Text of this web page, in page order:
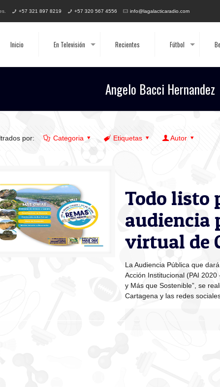
+57 321 897 8219 +57 320 567 4556 info@lagalacticaradio.com
Inicio En Televisión Recientes Fútbol
Angelo Bacci Hernandez
por: Categoria Etiquetas Autor
Todo listo
audiencia
virtual de
La Audiencia Pública que
Acción Institucional (PAI
y Más que Sostenible”, se
Cartagena y las redes